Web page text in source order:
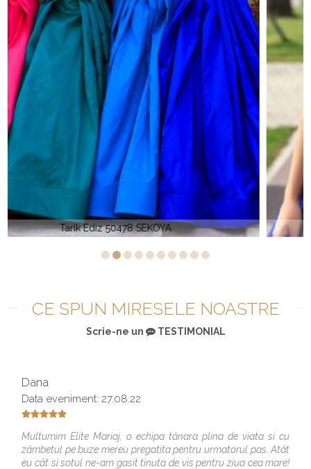
Tarik Ediz 93730 CINDERELLA
CE SPUN MIRESELE NOASTRE
Scrie-ne un TESTIMONIAL
Dana
Data eveniment: 27.08.22
Multumim Elite Mariaj, o echipa tânara plina de viata si cu
zâmbetul pe buze mereu pregatita pentru urmatorul pas. Atât
eu cât si sotul ne-am gasit tinuta de vis pentru ziua cea mare!